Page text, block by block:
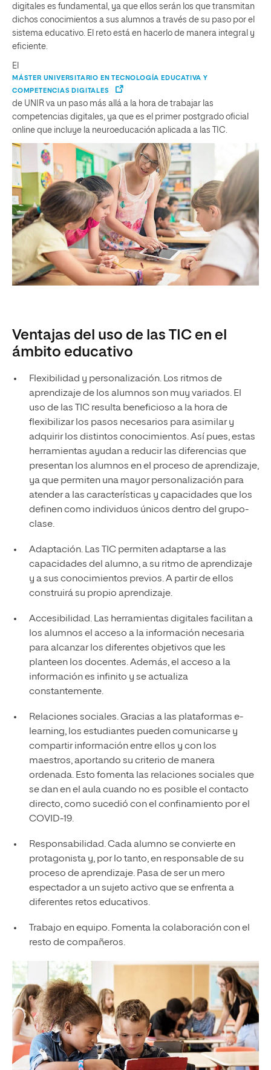
digitales es fundamental, ya que ellos serán los que transmitan
dichos conocimientos a sus alumnos a través de su paso por el
sistema educativo. El reto está en hacerlo de manera integral y
eficiente.
El
MÁSTER UNIVERSITARIO EN TECNOLOGÍA EDUCATIVA Y
COMPETENCIAS DIGITALES
de UNIR va un paso más allá a la hora de trabajar las
competencias digitales, ya que es el primer postgrado oficial
online que incluye la neuroeducación aplicada a las TIC.
Ventajas del uso de las TIC en el
ámbito educativo
Flexibilidad y personalización. Los ritmos de
aprendizaje de los alumnos son muy variados. El
uso de las TIC resulta beneficioso a la hora de
flexibilizar los pasos necesarios para asimilar y
adquirir los distintos conocimientos. Así pues, estas
herramientas ayudan a reducir las diferencias que
presentan los alumnos en el proceso de aprendizaje,
ya que permiten una mayor personalización para
atender a las características y capacidades que los
definen como individuos únicos dentro del grupo-
clase.
Adaptación. Las TIC permiten adaptarse a las
capacidades del alumno, a su ritmo de aprendizaje
y a sus conocimientos previos. A partir de ellos
construirá su propio aprendizaje.
Accesibilidad. Las herramientas digitales facilitan a
los alumnos el acceso a la información necesaria
para alcanzar los diferentes objetivos que les
planteen los docentes. Además, el acceso a la
información es infinito y se actualiza
constantemente.
Relaciones sociales. Gracias a las plataformas e-
learning, los estudiantes pueden comunicarse y
compartir información entre ellos y con los
maestros, aportando su criterio de manera
ordenada. Esto fomenta las relaciones sociales que
se dan en el aula cuando no es posible el contacto
directo, como sucedió con el confinamiento por el
COVID-19.
Responsabilidad. Cada alumno se convierte en
protagonista y, por lo tanto, en responsable de su
proceso de aprendizaje. Pasa de ser un mero
espectador a un sujeto activo que se enfrenta a
diferentes retos educativos.
Trabajo en equipo. Fomenta la colaboración con el
resto de compañeros.